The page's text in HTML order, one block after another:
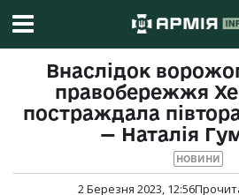
Внаслідок
правобережжя
постраждала
— Наталія
НОВИНИ
2 Березня 2023, 12:56